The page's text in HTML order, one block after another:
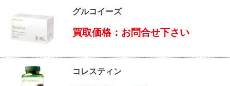
グルコイーズ
買取価格：お問合せ下さい
コレスティン